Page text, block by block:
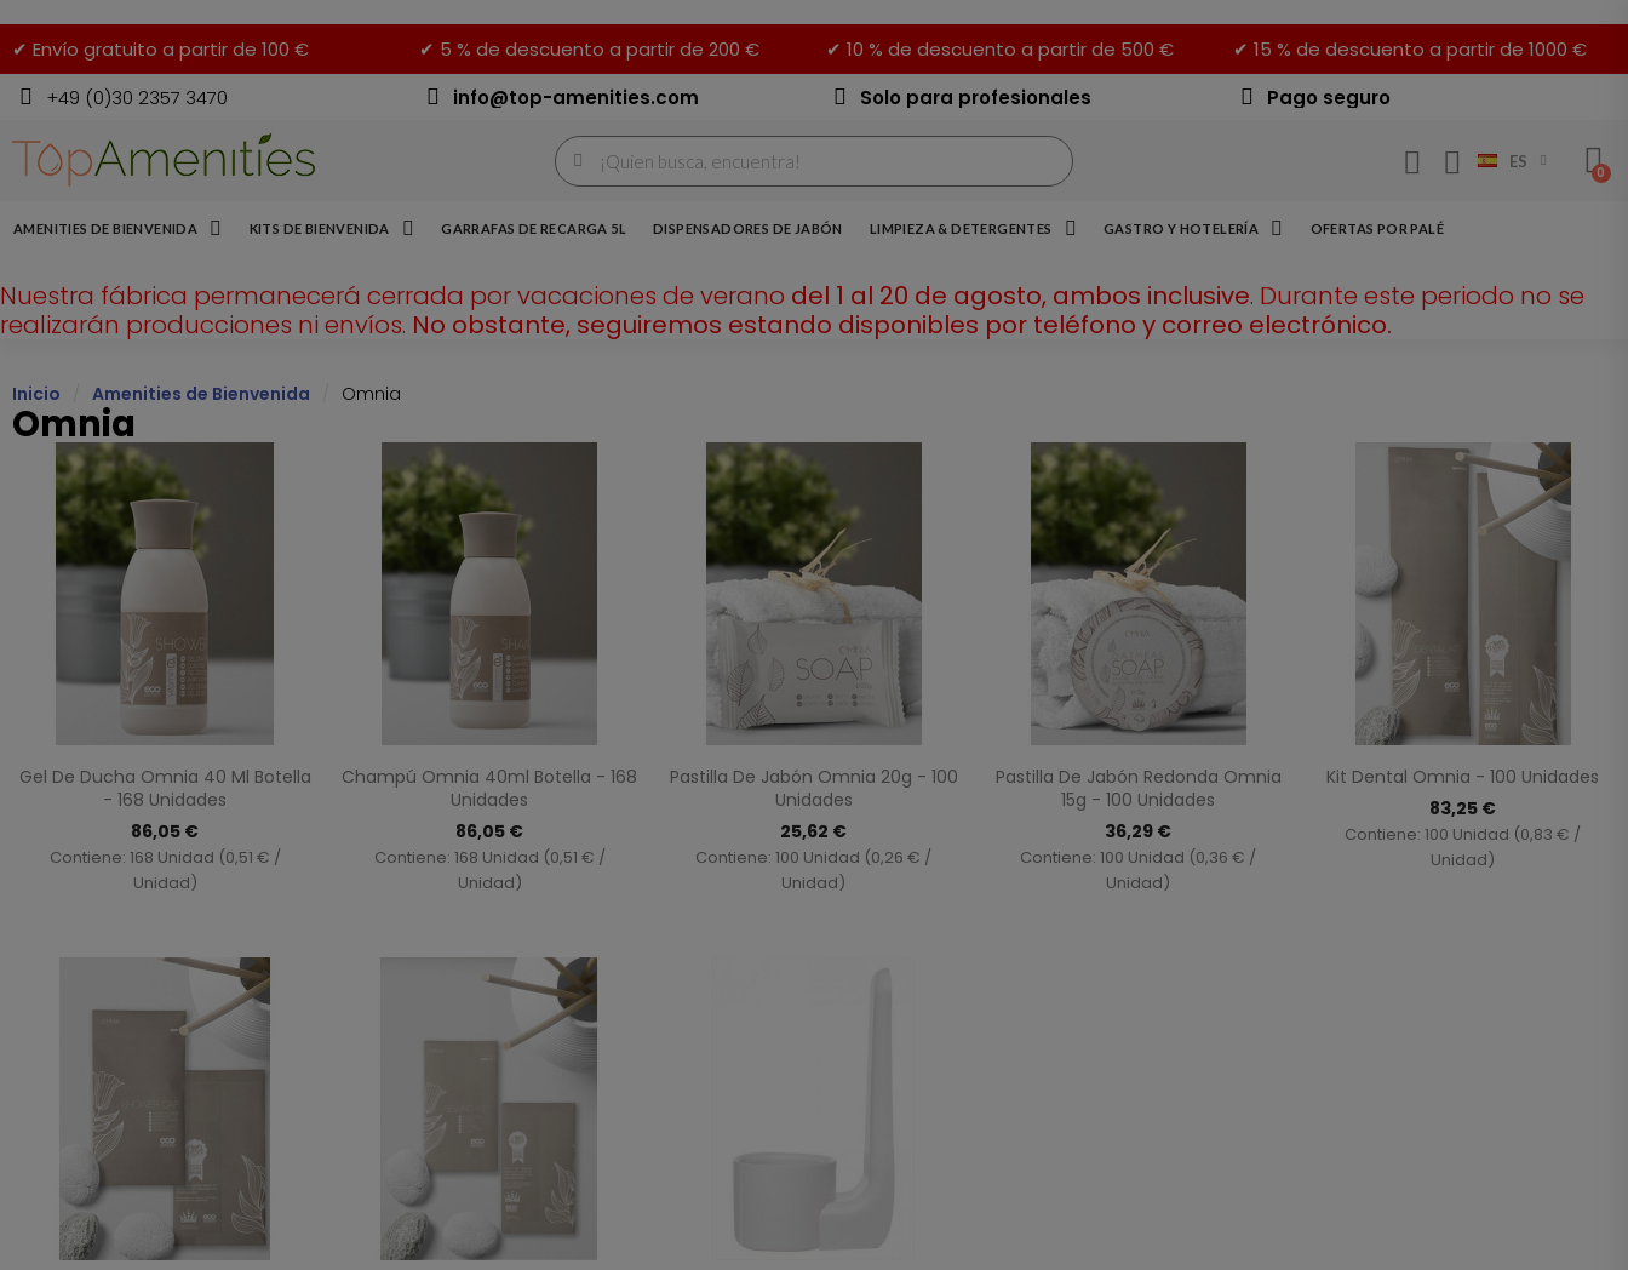
✔ Envío gratuito a partir de 100 € ✔ 5 % de descuento a partir de 200 € ✔ 10 % de descuento a partir de 500 €
✔ 15 % de descuento a partir de 1000 €
+49 (0)30 2357 3470
info@top-amenities.com Solo para profesionales Pago seguro
ES
AMENITIES DE BIENVENIDA KITS DE BIENVENIDA GARRAFAS DE RECARGA 5L DISPENSADORES DE JABÓN LIMPIEZA & DETERGENTES GASTRO Y HOTELERÍA OFERTAS POR PALÉ
Nuestra fábrica permanecerá cerrada por vacaciones de verano del 1 al 20 de agosto, ambos inclusive. Durante este periodo no se
realizarán producciones ni envíos. No obstante, seguiremos estando disponibles por teléfono y correo electrónico.
Inicio Amenities de Bienvenida Omnia
Omnia
Vista rápida
Gel De Ducha Omnia 40 Ml Botella
- 168 Unidades
86,05 €
Contiene: 168 Unidad (0,51 € /
Unidad)
Vista rápida
Champú Omnia 40ml Botella - 168
Unidades
86,05 €
Contiene: 168 Unidad (0,51 € /
Unidad)
Vista rápida
Pastilla De Jabón Omnia 20g - 100
Unidades
25,62 €
Contiene: 100 Unidad (0,26 € /
Unidad)
Vista rápida
Pastilla De Jabón Redonda Omnia
15g - 100 Unidades
36,29 €
Contiene: 100 Unidad (0,36 € /
Unidad)
Vista rápida
Kit Dental Omnia - 100 Unidades
83,25 €
Contiene: 100 Unidad (0,83 € /
Unidad)